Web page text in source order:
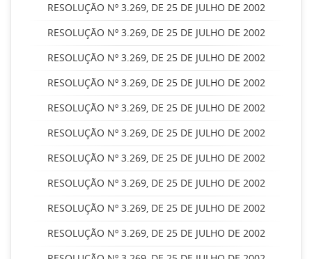
RESOLUÇÃO Nº 3.269, DE 25 DE JULHO DE 2002
RESOLUÇÃO Nº 3.269, DE 25 DE JULHO DE 2002
RESOLUÇÃO Nº 3.269, DE 25 DE JULHO DE 2002
RESOLUÇÃO Nº 3.269, DE 25 DE JULHO DE 2002
RESOLUÇÃO Nº 3.269, DE 25 DE JULHO DE 2002
RESOLUÇÃO Nº 3.269, DE 25 DE JULHO DE 2002
RESOLUÇÃO Nº 3.269, DE 25 DE JULHO DE 2002
RESOLUÇÃO Nº 3.269, DE 25 DE JULHO DE 2002
RESOLUÇÃO Nº 3.269, DE 25 DE JULHO DE 2002
RESOLUÇÃO Nº 3.269, DE 25 DE JULHO DE 2002